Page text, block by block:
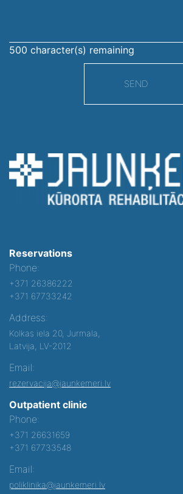
500 character(s) remaining
SEND
Reservations
Phone:
+371 26386222
+371 67733242
Address:
Kolkas iela 20, Jurmala,
Latvija, LV-2012
Email:
rezervacija@jaunkemeri.lv
Outpatient clinic
Phone:
+371 26631659
+371 67733548
Email:
poliklinika@jaunkemeri.lv